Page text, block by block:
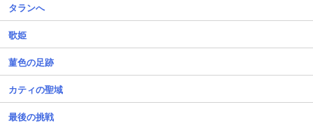
タランへ
歌姫
菫色の足跡
カティの聖域
最後の挑戦